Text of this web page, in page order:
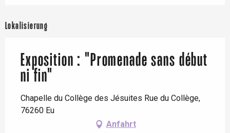
Lokalisierung
Exposition : "Promenade sans début
ni fin"
Chapelle du Collège des Jésuites Rue du Collège,
76260 Eu
Anfahrt